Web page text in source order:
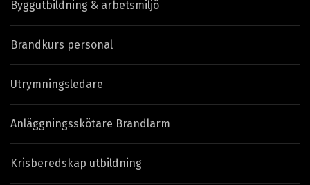
Byggutbildning & arbetsmiljö
Brandkurs personal
Utrymningsledare
Anläggningsskötare Brandlarm
Krisberedskap utbildning